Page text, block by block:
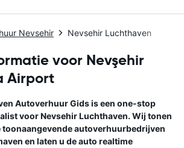
Nevsehir Nevsehir Luchthaven
voor Nevşehir
Airport
Autoverhuur Gidsis een one-stop
voorNevsehir Luchthaven. Wij tonen
toonaangevende autoverhuurbedrijven
en laten u de auto realtime